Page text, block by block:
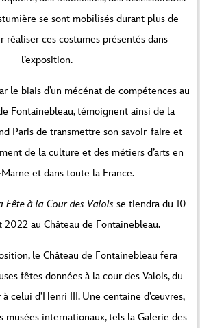
se sont mobilisés durant plus de
réaliser ces costumes présentés dans
l’exposition.
le biais d’un mécénat de compétences au
Fontainebleau, témoignent ainsi de la
Paris de transmettre son savoir-faire et
de la culture et des métiers d’arts en
et dans toute la France.
Fête à la Cour des Valois se tiendra du 10
au Château de Fontainebleau.
le Château de Fontainebleau fera
fêtes données à la cour des Valois, du
celui d’Henri III. Une centaine d’œuvres,
musées internationaux, tels la Galerie des